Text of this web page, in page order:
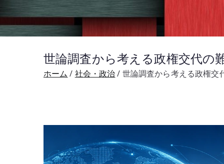
世論調査から考える政権交代の
ホーム 社会・政治 世論調査から考える政権交